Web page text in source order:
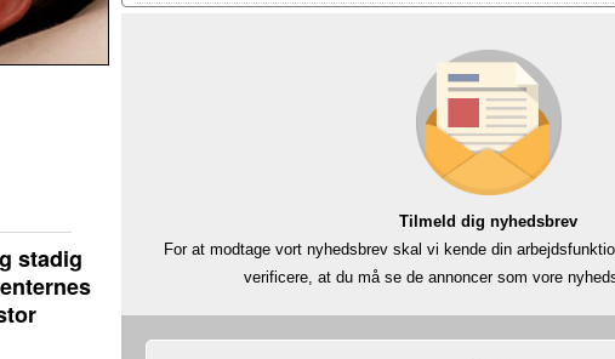
stadig
Tilmeld dig nyhedsbrev
For at modtage vort nyhedsbrev skal vi kende din
verificere, at du må se de annoncer som vore